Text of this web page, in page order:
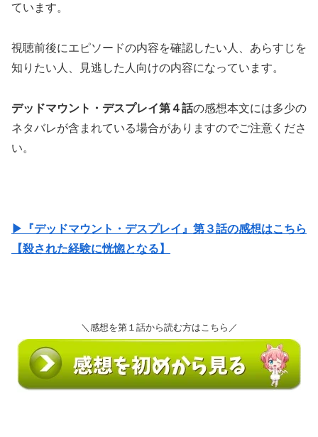
ています。
視聴前後にエピソードの内容を確認したい人、あらすじを
知りたい人、見逃した人向けの内容になっています。
デッドマウント・デスプレイ第４話の感想本文には多少の
ネタバレが含まれている場合がありますのでご注意くださ
い。
▶『デッドマウント・デスプレイ』第３話の感想はこちら
【殺された経験に恍惚となる】
＼感想を第１話から読む方はこちら／